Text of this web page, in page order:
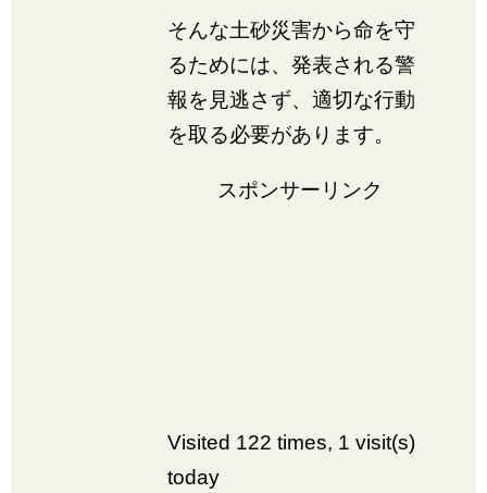
そんな土砂災害から命を守
るためには、発表される警
報を見逃さず、適切な行動
を取る必要があります。
スポンサーリンク
Visited 122 times, 1 visit(s)
today